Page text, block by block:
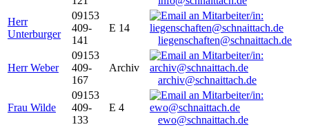
Herr
Unterburger
09153
409-
141
E 14
liegenschaften@schnaittach.de
Herr Weber
09153
409-
167
Archiv
archiv@schnaittach.de
Frau Wilde
09153
409-
133
E 4
ewo@schnaittach.de